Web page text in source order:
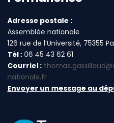
Adresse postale :
Assemblée nationale
126 rue de l’Université, 75355
Tél : 06 45 43 62 61
Courriel :
nationale.fr
Envoyer un message au